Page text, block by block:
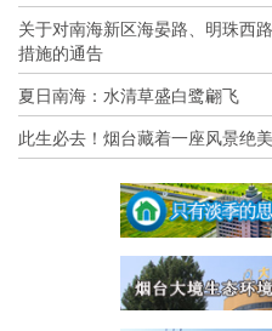
关于对南海新区海晏路、明珠西
措施的通告
夏日南海：水清草盛白鹭翩飞
此生必去！烟台藏着一座风景绝